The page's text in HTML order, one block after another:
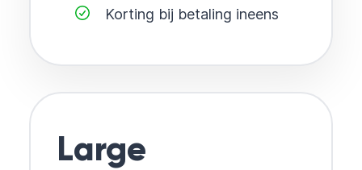
Korting bij betaling ineens
Large